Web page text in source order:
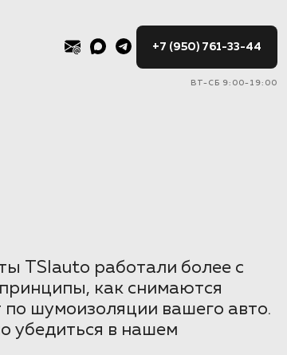
+7 (950) 761-33-44
ВТ-СБ 9:00-19:00
TSIauto работали более с
как снимаются
шумоизоляции вашего авто.
убедиться в нашем